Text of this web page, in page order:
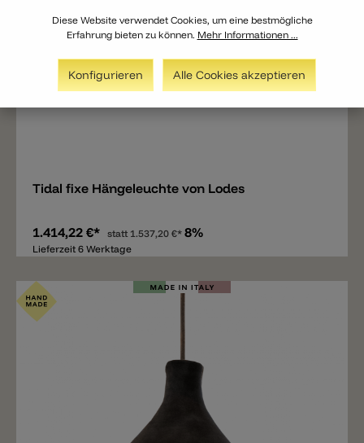
Tidal fixe Hängeleuchte von Lodes
1.414,22 €* statt 1.537,20 €* 8%
Lieferzeit 6 Werktage
Diese Website verwendet Cookies, um eine bestmögliche
Erfahrung bieten zu können. Mehr Informationen ...
Konfigurieren Alle Cookies akzeptieren